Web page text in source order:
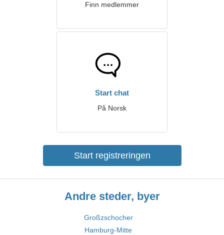
Finn medlemmer
Start chat
På Norsk
Start registreringen
Andre steder, byer
Großzschocher
Hamburg-Mitte